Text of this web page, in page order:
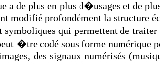
a de plus en plus d�usages et de
modifié profondément la structure
symboliques qui permettent de
�tre codé sous forme numérique
des signaux numérisés